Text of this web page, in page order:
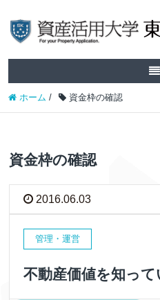
ホーム / 資金枠の確認
資金枠の確認
2016.06.03
管理・運営
不動産価値を知っ